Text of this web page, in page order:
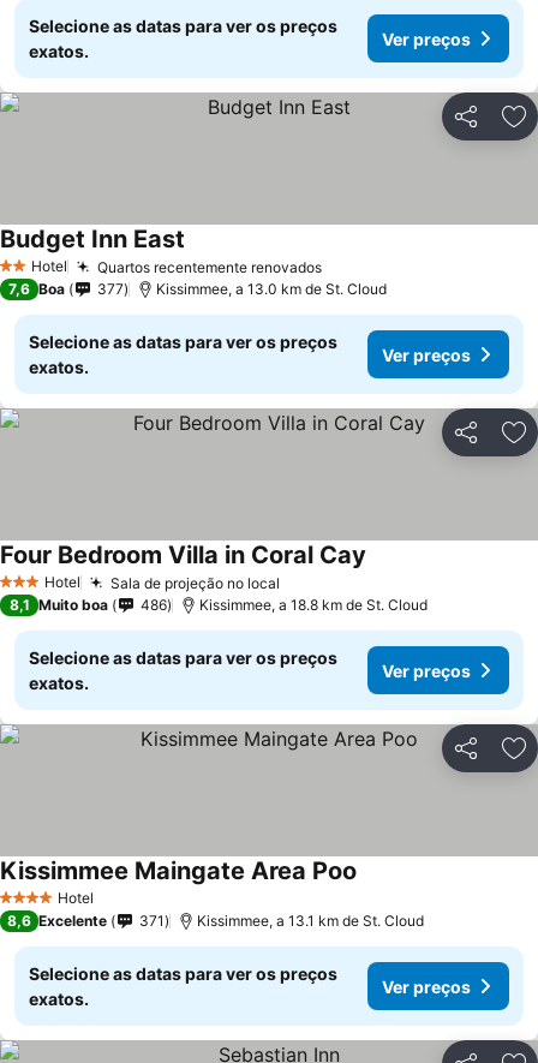
Selecione as datas para ver os preços
exatos.
Ver preços
Partilhar
2 Estrelas
Hotel Quartos recentemente renovadosVer preços
Budget Inn East
7,6 Boa 377 Kissimmee, a 13.0 km de St. Cloud
Selecione as datas para ver os preços
exatos.
Ver preços
Partilhar
3 EstrelasHotel Sala de projeção no local
Four Bedroom Villa in Coral Cay
8,1 Muito boa 486 Kissimmee, a 18.8 km de St. Cloud
Selecione as datas para ver os preços
exatos.
Ver preços
Partilhar
4 EstrelasHotel
Kissimmee Maingate Area Poo
8,6 Excelente 371 Kissimmee, a 13.1 km de St. Cloud
Selecione as datas para ver os preços
exatos.
Ver preços